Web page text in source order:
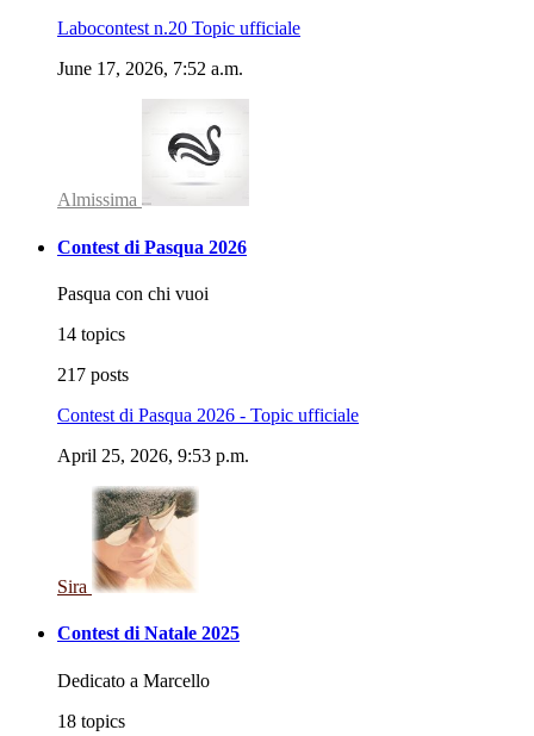
Labocontest n.20 Topic ufficiale
June 17, 2026, 7:52 a.m.
Almissima
Contest di Pasqua 2026
Pasqua con chi vuoi
14 topics
217 posts
Contest di Pasqua 2026 - Topic ufficiale
April 25, 2026, 9:53 p.m.
Sira
Contest di Natale 2025
Dedicato a Marcello
18 topics